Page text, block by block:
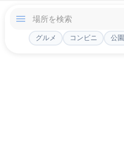
グルメ コンビニ 公園